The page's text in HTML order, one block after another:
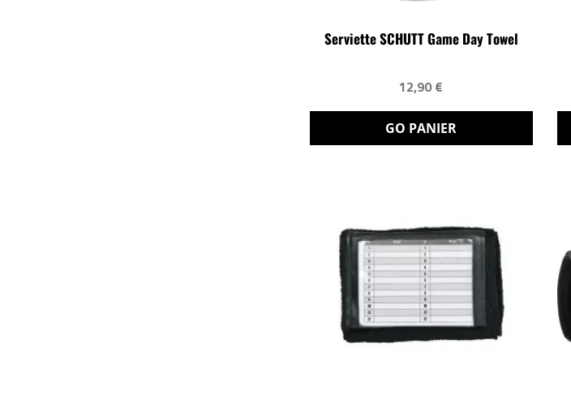
Serviette SCHUTT Game Day Towel
12,90 €
GO PANIER